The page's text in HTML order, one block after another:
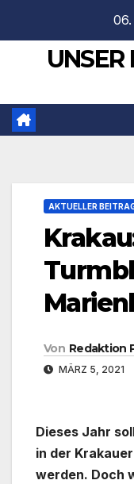
springen
AKTUELLER
Von Redaktion
MÄRZ 5, 2021
Dieses Jahr
in der
werden. Doch